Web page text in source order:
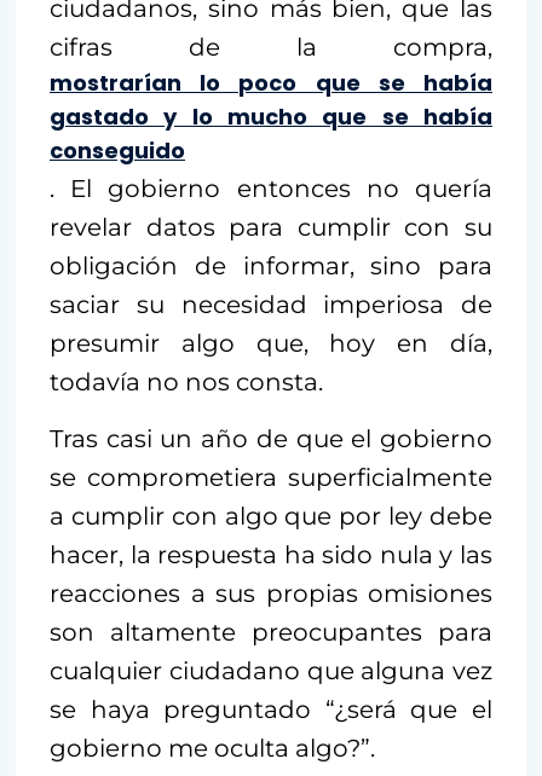
ciudadanos, sino más bien, que las
cifras de la compra,
mostrarían lo poco que se había
gastado y lo mucho que se había
conseguido
. El gobierno entonces no quería
revelar datos para cumplir con su
obligación de informar, sino para
saciar su necesidad imperiosa de
presumir algo que, hoy en día,
todavía no nos consta.
Tras casi un año de que el gobierno
se comprometiera superficialmente
a cumplir con algo que por ley debe
hacer, la respuesta ha sido nula y las
reacciones a sus propias omisiones
son altamente preocupantes para
cualquier ciudadano que alguna vez
se haya preguntado “¿será que el
gobierno me oculta algo?”.